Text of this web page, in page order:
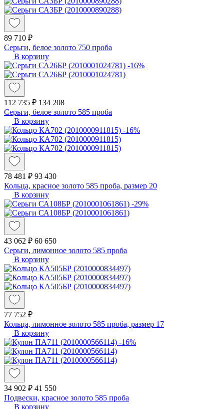
89 710 ₽
Серьги, белое золото 750 проба
В корзину
-16%
112 735 ₽ 134 208
Серьги, белое золото 585 проба
В корзину
-16%
78 481 ₽ 93 430
Кольца, красное золото 585 проба, размер 20
В корзину
-29%
43 062 ₽ 60 650
Серьги, лимонное золото 585 проба
В корзину
77 752 ₽
Кольца, лимонное золото 585 проба, размер 17
В корзину
-16%
34 902 ₽ 41 550
Подвески, красное золото 585 проба
В корзину